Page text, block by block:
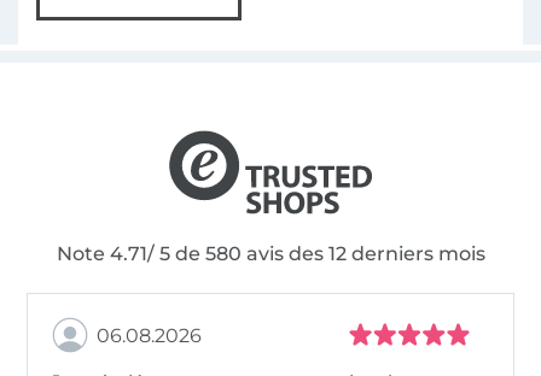
Note 4.71/ 5 de 580 avis des 12 derniers mois
06.08.2026